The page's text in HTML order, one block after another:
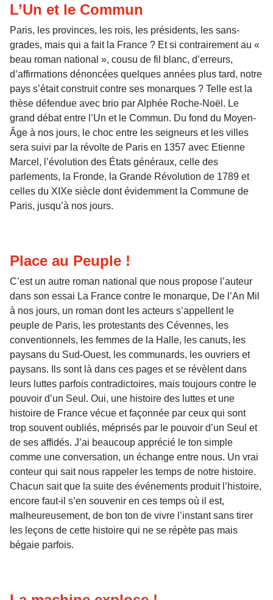
L’Un et le Commun
Paris, les provinces, les rois, les présidents, les sans-
grades, mais qui a fait la France ? Et si contrairement au «
beau roman national », cousu de fil blanc, d’erreurs,
d’affirmations dénoncées quelques années plus tard, notre
pays s’était construit contre ses monarques ? Telle est la
thèse défendue avec brio par Alphée Roche-Noël. Le
grand débat entre l’Un et le Commun. Du fond du Moyen-
Âge à nos jours, le choc entre les seigneurs et les villes
sera suivi par la révolte de Paris en 1357 avec Etienne
Marcel, l’évolution des États généraux, celle des
parlements, la Fronde, la Grande Révolution de 1789 et
celles du XIXe siècle dont évidemment la Commune de
Paris, jusqu’à nos jours.
Place au Peuple !
C’est un autre roman national que nous propose l’auteur
dans son essai La France contre le monarque, De l’An Mil
à nos jours, un roman dont les acteurs s’appellent le
peuple de Paris, les protestants des Cévennes, les
conventionnels, les femmes de la Halle, les canuts, les
paysans du Sud-Ouest, les communards, les ouvriers et
paysans. Ils sont là dans ces pages et se révèlent dans
leurs luttes parfois contradictoires, mais toujours contre le
pouvoir d’un Seul. Oui, une histoire des luttes et une
histoire de France vécue et façonnée par ceux qui sont
trop souvent oubliés, méprisés par le pouvoir d’un Seul et
de ses affidés. J’ai beaucoup apprécié le ton simple
comme une conversation, un échange entre nous. Un vrai
conteur qui sait nous rappeler les temps de notre histoire.
Chacun sait que la suite des événements produit l’histoire,
encore faut-il s’en souvenir en ces temps où il est,
malheureusement, de bon ton de vivre l’instant sans tirer
les leçons de cette histoire qui ne se répète pas mais
bégaie parfois.